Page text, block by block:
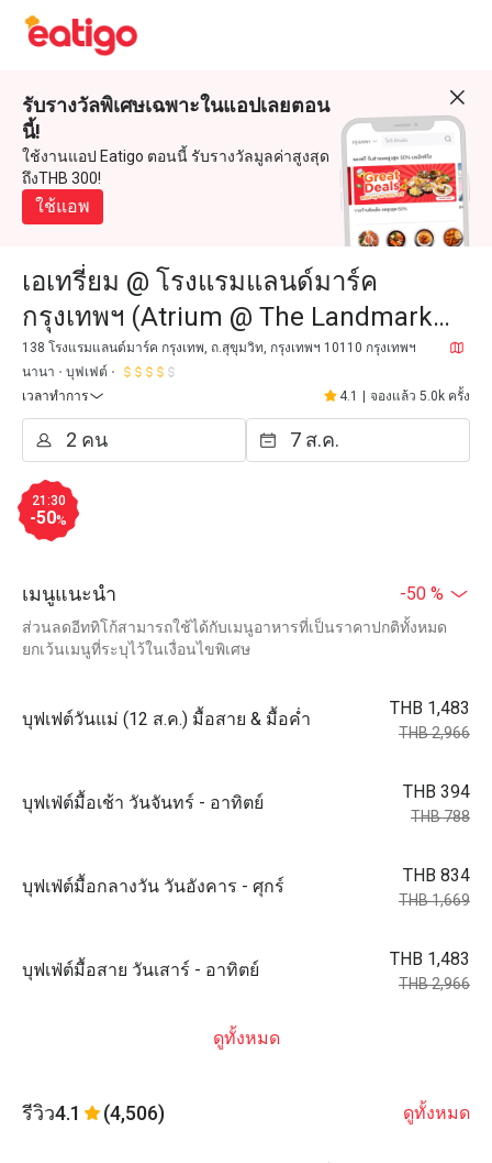
รับรางวัลพิเศษเฉพาะในแอปเลยตอน
นี้!
ใช้งานแอป Eatigo ตอนนี้ รับรางวัลมูลค่าสูงสุด
ถึงTHB 300!
ใช้แอพ
เอเทรี่ยม @ โรงแรมแลนด์มาร์ค
กรุงเทพฯ (Atrium @ The Landmark
Bangkok)
138 โรงแรมแลนด์มาร์ค กรุงเทพ, ถ.สุขุมวิท, กรุงเทพฯ 10110 กรุงเทพฯ
นานา
บุฟเฟต์
เวลาทำการ
4.1 จองแล้ว 5.0k ครั้ง
21:30
-50%
เมนูแนะนำ -50 %
ส่วนลดอีททิโก้สามารถใช้ได้กับเมนูอาหารที่เป็นราคาปกติทั้งหมด
ยกเว้นเมนูที่ระบุไว้ในเงื่อนไขพิเศษ
บุฟเฟต์วันแม่ (12 ส.ค.) มื้อสาย & มื้อค่ำ
THB 1,483
THB 2,966
บุฟเฟ่ต์มื้อเช้า วันจันทร์ - อาทิตย์
THB 394
THB 788
บุฟเฟ่ต์มื้อกลางวัน วันอังคาร - ศุกร์
THB 834
THB 1,669
บุฟเฟ่ต์มื้อสาย วันเสาร์ - อาทิตย์
THB 1,483
THB 2,966
ดูทั้งหมด
รีวิว4.1 (4,506) ดูทั้งหมด